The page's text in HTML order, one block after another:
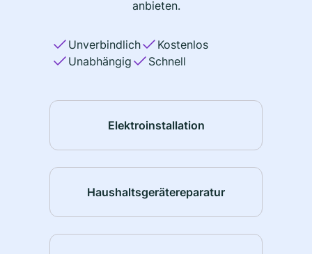
anbieten.
Unverbindlich
Kostenlos
Unabhängig
Schnell
Elektroinstallation
Haushaltsgerätereparatur